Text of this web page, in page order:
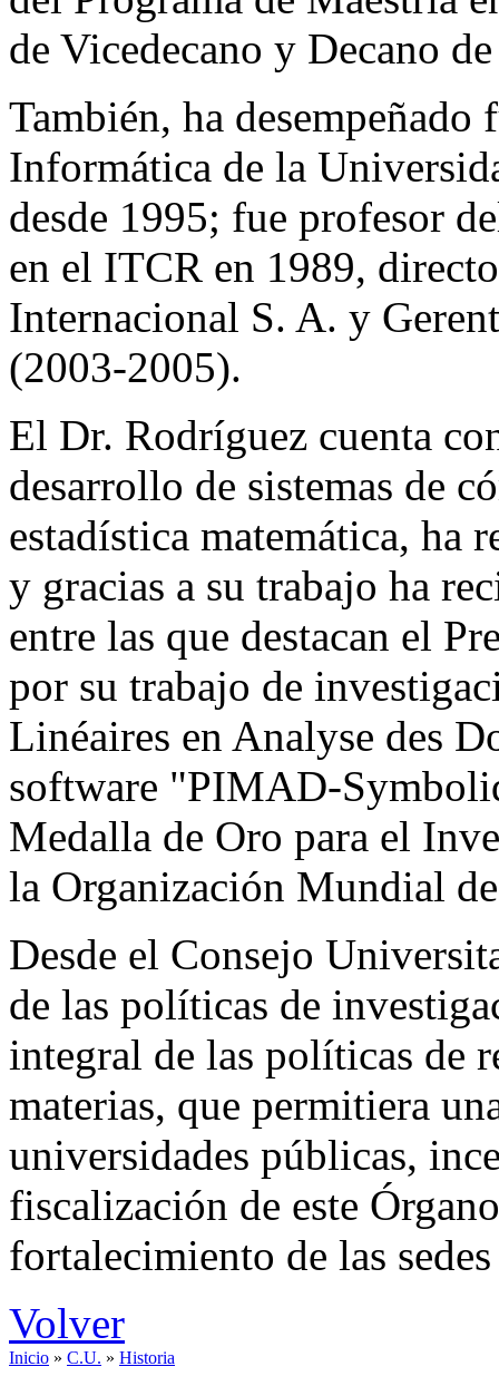
de Vicedecano y Decano
También, ha desempeñado
Informática de la
desde 1995; fue profesor
en el ITCR en 1989,
Internacional S. A. y
(2003-2005).
El Dr. Rodríguez cuenta
desarrollo de sistemas de
estadística matemática, ha
y gracias a su trabajo ha
entre las que destacan el
por su trabajo de
Linéaires en Analyse des
software "PIMAD-
Medalla de Oro para el
la Organización Mundial
Desde el Consejo
de las políticas de
integral de las políticas de
materias, que permitiera
universidades públicas,
fiscalización de este
fortalecimiento de las
Volver
Inicio » C.U. » Historia